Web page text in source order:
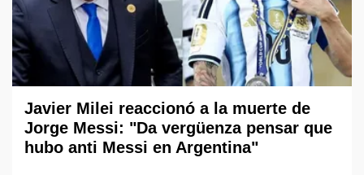
Javier Milei reaccionó a la muerte de
Jorge Messi: "Da vergüenza pensar que
hubo anti Messi en Argentina"